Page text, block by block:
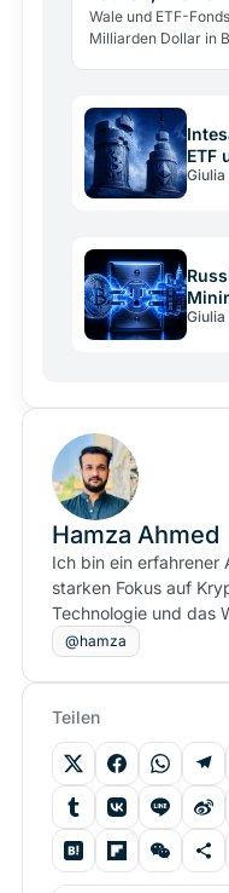
Wale und ETF-
Milliarden Dollar in
ETF
Hamza Ahmed
Ich bin ein erfahrener
starken Fokus auf
Technologie und das
@hamza
Teilen